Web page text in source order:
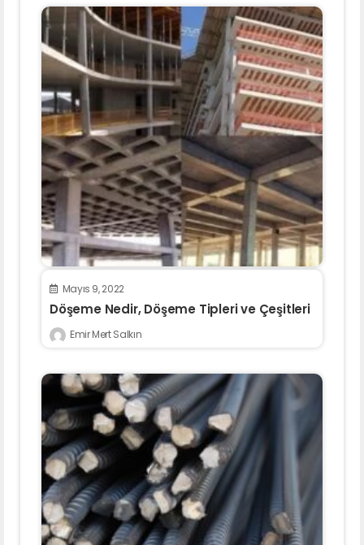
Mayıs 9, 2022
Döşeme Nedir, Döşeme Tipleri ve Çeşitleri
Emir Mert Salkın